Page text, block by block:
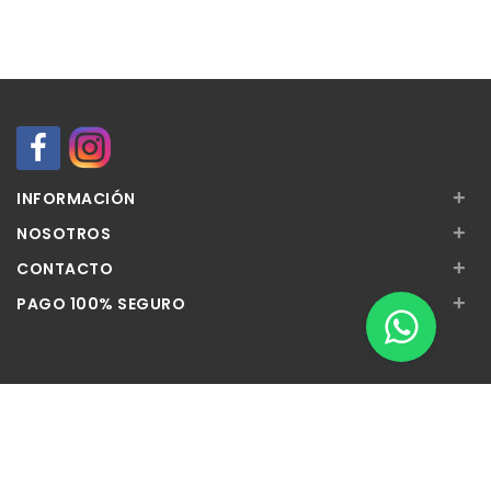
INFORMACIÓN +
NOSOTROS +
CONTACTO +
PAGO 100% SEGURO +